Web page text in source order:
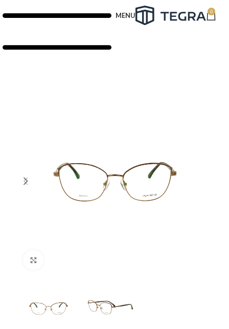
MENU 0